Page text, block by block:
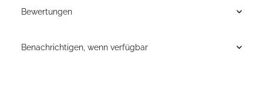
Bewertungen
Benachrichtigen, wenn verfügbar